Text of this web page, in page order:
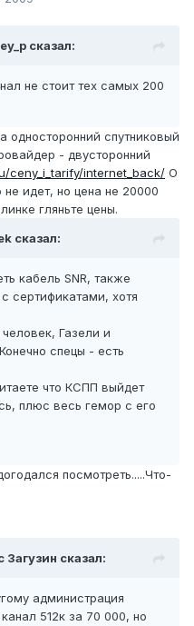
сказал:
не стоит тех самых 200
односторонний спутниковый
- двусторонний
ceny_i_tarify/internet_back/ О
не идет, но цена не 20000
гляньте цены.
сказал:
кабель SNR, также
сертификатами, хотя
Газели и
спецы - есть
что КСПП выйдет
плюс весь гемор с его
посмотреть.....Что-
Загузин сказал:
администрация
512к за 70 000, но